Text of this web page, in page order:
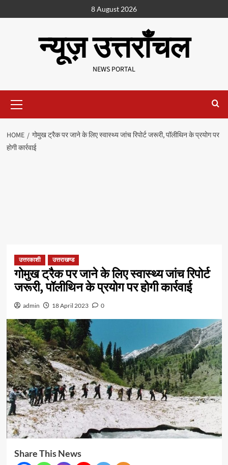
8 August 2026
न्यूज़ उत्तराँचल
NEWS PORTAL
HOME
गोमुख ट्रैक पर जाने के लिए स्वास्थ्य जांच रिपोर्ट जरूरी, पॉलीथिन के प्रयोग पर
होगी कार्रवाई
उत्तरकाशी उत्तराखण्ड
गोमुख ट्रैक पर जाने के लिए स्वास्थ्य जांच रिपोर्ट
जरूरी, पॉलीथिन के प्रयोग पर होगी कार्रवाई
admin 18 April 2023 0
Share This News